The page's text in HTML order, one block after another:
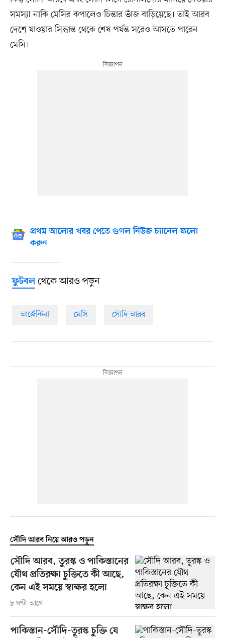
সমস্যা নাকি মেসির কপালেও চিন্তার ভাঁজ বাড়িয়েছে। তাই আরব
দেশে যাওয়ার সিদ্ধান্ত থেকে শেষ পর্যন্ত সরেও আসতে পারেন
মেসি।
প্রথম আলোর খবর পেতে গুগল নিউজ চ্যানেল ফলো
করুন
ফুটবলথেকে আরও পড়ুন
আর্জেন্টিনা মেসি সৌদি আরব
সৌদি আরব নিয়ে আরও পড়ুন
সৌদি আরব, তুরস্ক ও পাকিস্তানের
যৌথ প্রতিরক্ষা চুক্তিতে কী আছে,
কেন এই সময়ে স্বাক্ষর হলো
৮ ঘণ্টা আগে
পাকিস্তান-সৌদি-তুরস্ক চুক্তি যে